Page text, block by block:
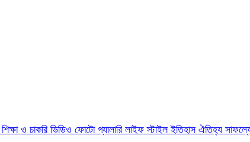
শিক্ষা ও চাকরি ভিডিও ফোটো গ্যালারি লাইফ স্টাইলইতিহাস ঐতিহ্য